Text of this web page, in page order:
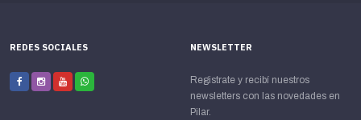
REDES SOCIALES NEWSLETTER
Registrate y recibí nuestros
newsletters con las novedades en
Pilar.